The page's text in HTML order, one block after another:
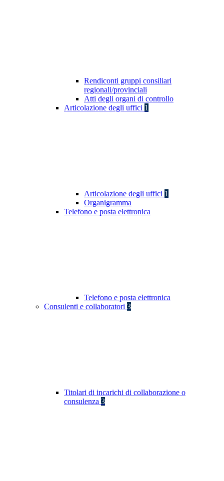
Rendiconti gruppi consiliari
regionali/provinciali
Atti degli organi di controllo
Articolazione degli uffici 1
Articolazione degli uffici 1
Organigramma
Telefono e posta elettronica
Telefono e posta elettronica
Consulenti e collaboratori 3
Titolari di incarichi di collaborazione o
consulenza 3